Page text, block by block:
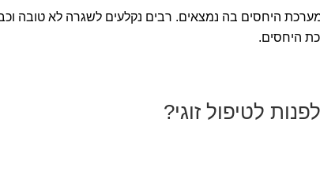
היחסים בה נמצאים. רבים נקלעים לשגרה לא טובה
היחסים.
לטיפול זוגי?